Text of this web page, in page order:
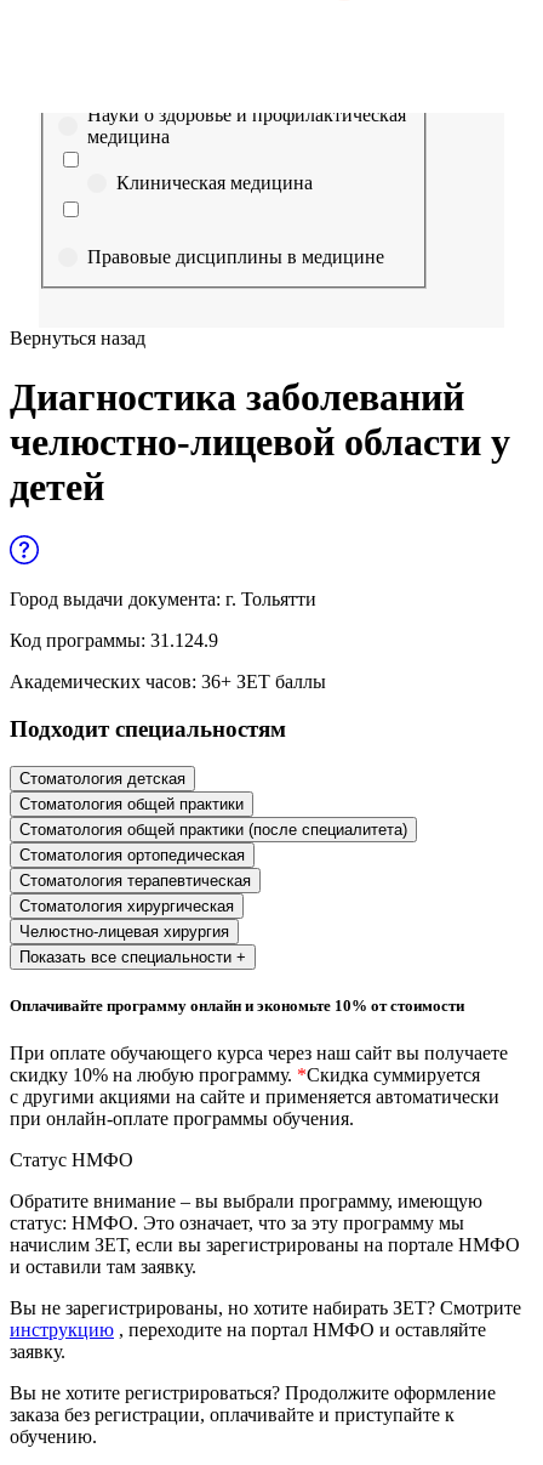
Науки о здоровье и профилактическая
медицина
Клиническая медицина
Правовые дисциплины в медицине
Управленческие дисциплины в
медицине
Здравоохранение и медицинские
науки
Социология и социальная работа
и служащих
История и археология
Психологические науки
Техносферная безопасность и ОТ
Техносферная безопасность и
природообустройство
промышленности
Управление охраной труда.
Техносферная безопасность
Допуски
Безопасность труда
Экономика и управление
Управление производством
Управление административно-
Вернуться назад
Диагностика заболеваний
челюстно-лицевой области у
детей
Город выдачи документа: г. Тольятти
Код программы: 31.124.9
Академических часов: 36+ ЗЕТ баллы
Подходит специальностям
Стоматология детская
Стоматология общей практики
Стоматология общей практики (после специалитета)
Стоматология ортопедическая
Стоматология терапевтическая
Стоматология хирургическая
Челюстно-лицевая хирургия
Показать все специальности +
Оплачивайте программу онлайн и экономьте 10% от стоимости
При оплате обучающего курса через наш сайт вы получаете
скидку 10% на любую программу. *Скидка суммируется
с другими акциями на сайте и применяется автоматически
при онлайн-оплате программы обучения.
Статус НМФО
Обратите внимание – вы выбрали программу, имеющую
статус: НМФО. Это означает, что за эту программу мы
начислим ЗЕТ, если вы зарегистрированы на портале НМФО
и оставили там заявку.
Вы не зарегистрированы, но хотите набирать ЗЕТ? Смотрите
инструкцию , переходите на портал НМФО и оставляйте
заявку.
Вы не хотите регистрироваться? Продолжите оформление
заказа без регистрации, оплачивайте и приступайте к
обучению.